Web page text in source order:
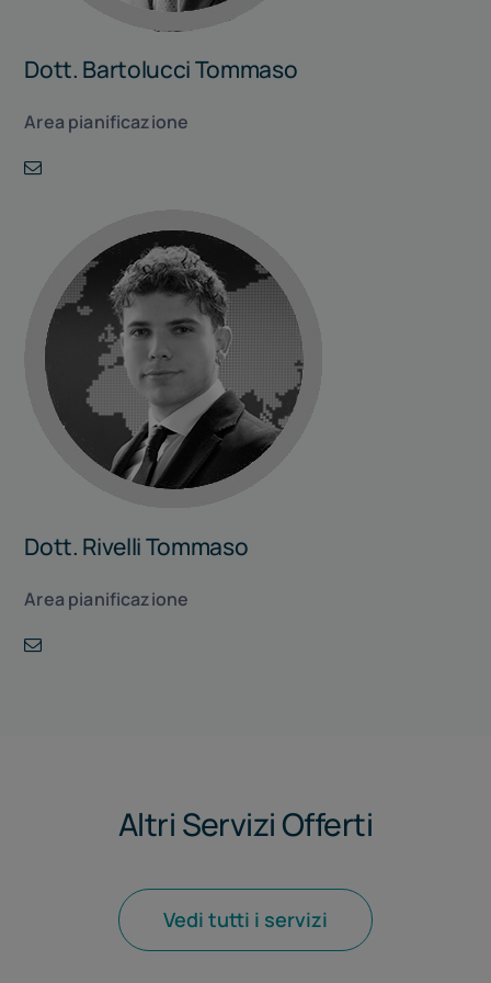
Dott. Bartolucci Tommaso
Area pianificazione
Dott. Rivelli Tommaso
Area pianificazione
Altri Servizi Offerti
Vedi tutti i servizi